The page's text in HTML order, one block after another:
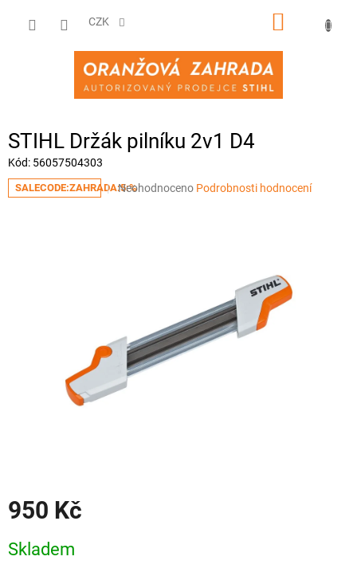
CZK
NÁKUPNÍ
STIHL Držák pilníku 2v1 D4
Kód: 56057504303
SALECODE:ZAHRADA:5:%Průměrné
Neohodnoceno Podrobnosti hodnocení
950 Kč
cena:
Skladem